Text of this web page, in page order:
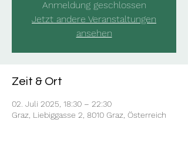
Anmeldung geschlossen
Jetzt andere Veranstaltungen
ansehen
Zeit & Ort
02. Juli 2025, 18:30 – 22:30
Graz, Liebiggasse 2, 8010 Graz, Österreich